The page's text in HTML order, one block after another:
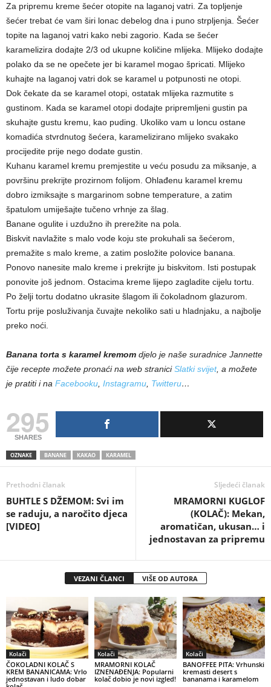
Za pripremu kreme šećer otopite na laganoj vatri. Za topljenje
šećer trebat će vam širi lonac debelog dna i puno strpljenja. Šećer
topite na laganoj vatri kako nebi zagorio. Kada se šećer
karamelizira dodajte 2/3 od ukupne količine mlijeka. Mlijeko dodajte
polako da se ne opečete jer bi karamel mogao špricati. Mlijeko
kuhajte na laganoj vatri dok se karamel u potpunosti ne otopi.
Dok čekate da se karamel otopi, ostatak mlijeka razmutite s
gustinom. Kada se karamel otopi dodajte pripremljeni gustin pa
skuhajte gustu kremu, kao puding. Ukoliko vam u loncu ostane
komadića stvrdnutog šećera, karamelizirano mlijeko svakako
procijedite prije nego dodate gustin.
Kuhanu karamel kremu premjestite u veću posudu za miksanje, a
površinu prekrijte prozirnom folijom. Ohlađenu karamel kremu
dobro izmiksajte s margarinom sobne temperature, a zatim
špatulom umiješajte tučeno vrhnje za šlag.
Banane ogulite i uzdužno ih prerežite na pola.
Biskvit navlažite s malo vode koju ste prokuhali sa šećerom,
premažite s malo kreme, a zatim posložite polovice banana.
Ponovo nanesite malo kreme i prekrijte ju biskvitom. Isti postupak
ponovite još jednom. Ostacima kreme lijepo zagladite cijelu tortu.
Po želji tortu dodatno ukrasite šlagom ili čokoladnom glazurom.
Tortu prije posluživanja čuvajte nekoliko sati u hladnjaku, a najbolje
preko noći.
Banana torta s karamel kremom djelo je naše suradnice Jannette
čije recepte možete pronaći na web straniciSlatki svijet, a možete
je pratiti i na Facebooku Instagramu Twitteru…
295
SHARES
OZNAKE BANANE KAKAO KARAMEL
Prethodni članak
BUHTLE S DŽEMOM: Svi im
se raduju, a naročito djeca
[VIDEO]
Sljedeći članak
MRAMORNI KUGLOF
(KOLAČ): Mekan,
aromatičan, ukusan… i
jednostavan za pripremu
VEZANI ČLANCI VIŠE OD AUTORA
Kolači
ČOKOLADNI KOLAČ S
KREM BANANICAMA: Vrlo
jednostavan i ludo dobar
Kolači
MRAMORNI KOLAČ
IZNENAĐENJA: Popularni
kolač dobio je novi izgled!
Kolači
BANOFFEE PITA: Vrhunski
kremasti desert s
bananama i karamelom